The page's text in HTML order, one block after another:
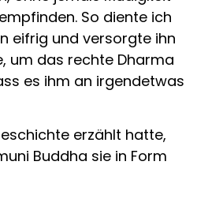
So diente ich
eifrig und versorgte ihn
um das rechte Dharma
es ihm an irgendetwas
erzählt hatte,
Buddha sie in Form